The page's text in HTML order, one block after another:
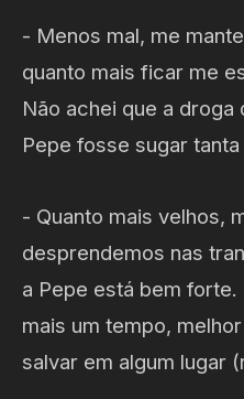
- Menos mal, me
quanto mais ficar me
Não achei que a droga
Pepe fosse sugar tanta
- Quanto mais velhos,
desprendemos nas
a Pepe está bem
mais um tempo,
salvar em algum lugar